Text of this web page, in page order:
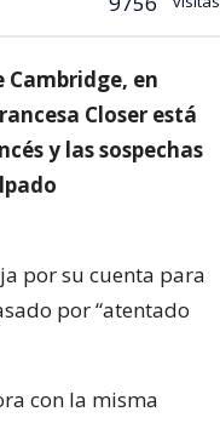
en
Closer está
y las sospechas
por su cuenta para
por “atentado
con la misma